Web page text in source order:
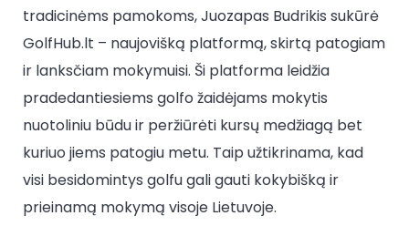
tradicinėms pamokoms, Juozapas Budrikis sukūrė
GolfHub.lt – naujovišką platformą, skirtą patogiam
ir lanksčiam mokymuisi. Ši platforma leidžia
pradedantiesiems golfo žaidėjams mokytis
nuotoliniu būdu ir peržiūrėti kursų medžiagą bet
kuriuo jiems patogiu metu. Taip užtikrinama, kad
visi besidomintys golfu gali gauti kokybišką ir
prieinamą mokymą visoje Lietuvoje.